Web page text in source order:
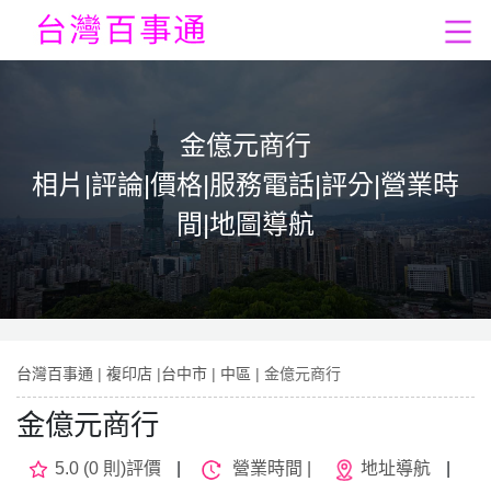
金億元商行
相片|評論|價格|服務電話|評分|營業時
間|地圖導航
台灣百事通 | 複印店 |台中市 | 中區 | 金億元商行
金億元商行
5.0 (0 則)評價 營業時間 | 地址導航